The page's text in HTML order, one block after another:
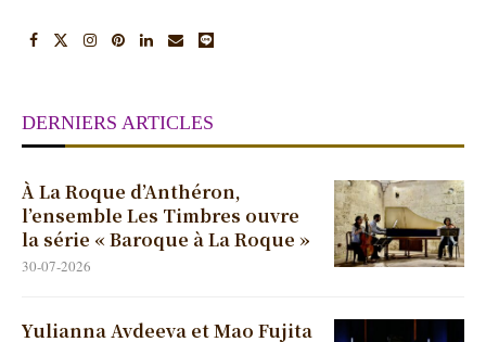
DERNIERS ARTICLES
À La Roque d’Anthéron,
l’ensemble Les Timbres ouvre
la série « Baroque à La Roque »
30-07-2026
Yulianna Avdeeva et Mao Fujita